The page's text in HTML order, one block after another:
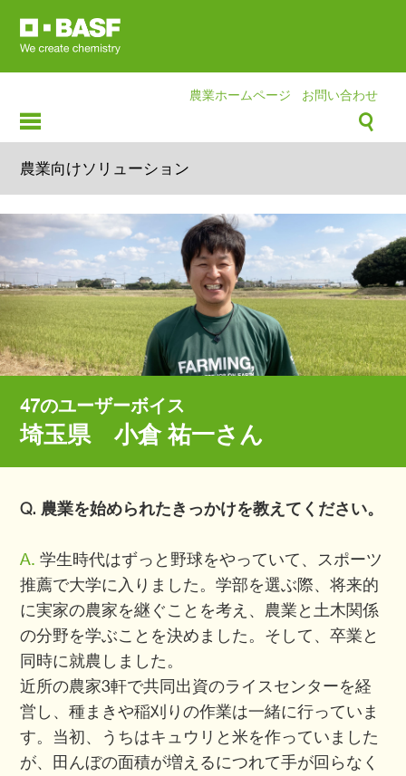
農業ホームページ お問い合わせ
農業向けソリューション
47のユーザーボイス
埼玉県 小倉 祐一さん
Q. 農業を始められたきっかけを教えてください。
A. 学生時代はずっと野球をやっていて、スポーツ
推薦で大学に入りました。学部を選ぶ際、将来的
に実家の農家を継ぐことを考え、農業と土木関係
の分野を学ぶことを決めました。そして、卒業と
同時に就農しました。
近所の農家3軒で共同出資のライスセンターを経
営し、種まきや稲刈りの作業は一緒に行っていま
す。当初、うちはキュウリと米を作っていました
が、田んぼの面積が増えるにつれて手が回らなく